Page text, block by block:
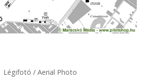
Légifotó / Aerial Photo